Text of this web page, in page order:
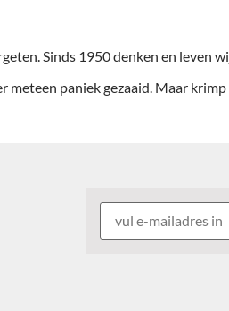
Sinds 1950 denken en leven
paniek gezaaid. Maar